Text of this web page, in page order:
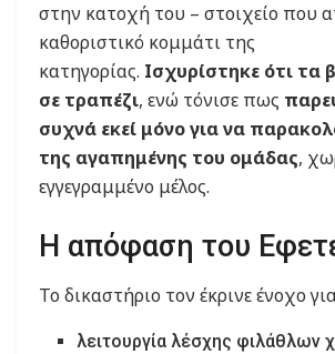
στην κατοχή του – στοιχείο που
καθοριστικό κομμάτι της
κατηγορίας. Ισχυρίστηκε ότι τα
σε τραπέζι, ενώ τόνισε πως
συχνά εκεί μόνο για να
της αγαπημένης του ομάδας,
εγγεγραμμένο μέλος.
Η απόφαση του
Το δικαστήριο τον έκρινε ένοχο
λειτουργία λέσχης φιλάθλων